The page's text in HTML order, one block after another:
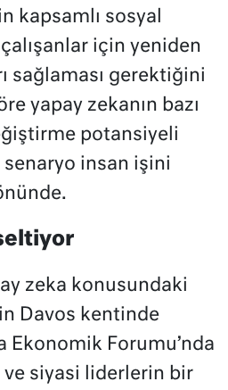
kapsamlı sosyal
için yeniden
sağlaması gerektiğini
yapay zekanın bazı
potansiyeli
senaryo insan işini
zeka konusundaki
Davos kentinde
Ekonomik Forumu’nda
ve siyasi liderlerin bir